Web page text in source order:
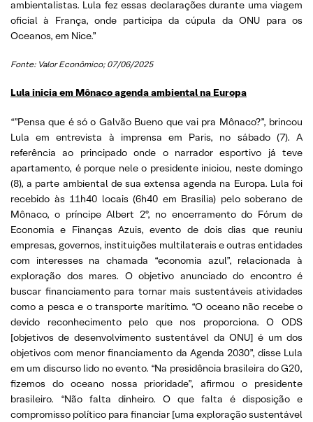
ambientalistas. Lula fez essas declarações durante uma viagem
oficial à França, onde participa da cúpula da ONU para os
Oceanos, em Nice.”
Fonte: Valor Econômico; 07/06/2025
Lula inicia em Mônaco agenda ambiental na Europa
“”Pensa que é só o Galvão Bueno que vai pra Mônaco?”, brincou
Lula em entrevista à imprensa em Paris, no sábado (7). A
referência ao principado onde o narrador esportivo já teve
apartamento, é porque nele o presidente iniciou, neste domingo
(8), a parte ambiental de sua extensa agenda na Europa. Lula foi
recebido às 11h40 locais (6h40 em Brasília) pelo soberano de
Mônaco, o príncipe Albert 2º, no encerramento do Fórum de
Economia e Finanças Azuis, evento de dois dias que reuniu
empresas, governos, instituições multilaterais e outras entidades
com interesses na chamada “economia azul”, relacionada à
exploração dos mares. O objetivo anunciado do encontro é
buscar financiamento para tornar mais sustentáveis atividades
como a pesca e o transporte marítimo. “O oceano não recebe o
devido reconhecimento pelo que nos proporciona. O ODS
[objetivos de desenvolvimento sustentável da ONU] é um dos
objetivos com menor financiamento da Agenda 2030”, disse Lula
em um discurso lido no evento. “Na presidência brasileira do G20,
fizemos do oceano nossa prioridade”, afirmou o presidente
brasileiro. “Não falta dinheiro. O que falta é disposição e
compromisso político para financiar [uma exploração sustentável